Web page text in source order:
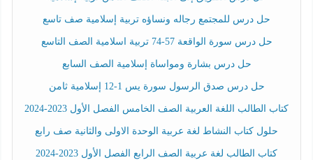
حل درس للمجتمع رجاله ونساؤه تربية إسلامية صف تاسع
حل درس سورة الواقعة 57-74 تربية اسلامية الصف التاسع
حل درس بشارة ومواساة إسلامية الصف السابع
حل درس صدق الرسول سورة يس 1-12 إسلامية ثامن
كتاب الطالب اللغة العربية الصف الخامس الفصل الأول 2023-2024
حلول كتاب النشاط لغة عربية الوحدة الاولى والثانية صف رابع
كتاب الطالب لغة عربية الصف الرابع الفصل الأول 2023-2024